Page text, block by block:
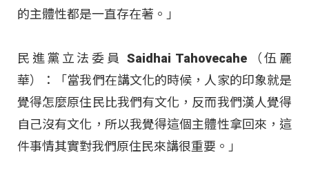
的主體性都是一直存在著。」
民進黨立法委員 Saidhai Tahovecahe（伍麗
華）：「當我們在講文化的時候，人家的印象就是
覺得怎麼原住民比我們有文化，反而我們漢人覺得
自己沒有文化，所以我覺得這個主體性拿回來，這
件事情其實對我們原住民來講很重要。」